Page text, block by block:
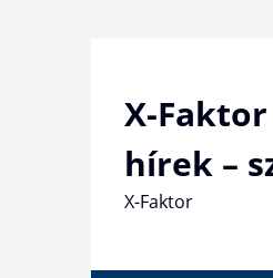
X-
hírek –
X-Faktor